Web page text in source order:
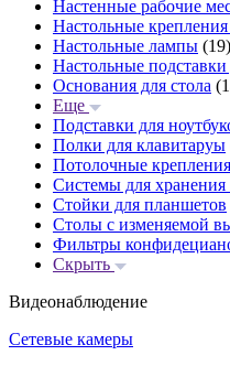
Настенные рабочие
Настольные
Настольные лампы (19)
Настольные
Основания для стола
Еще
Подставки для
Полки для клавитаруы
Потолочные
Системы для хранения
Стойки для планшетов
Столы с изменяемой
Фильтры
Скрыть
Видеонаблюдение
Сетевые камеры